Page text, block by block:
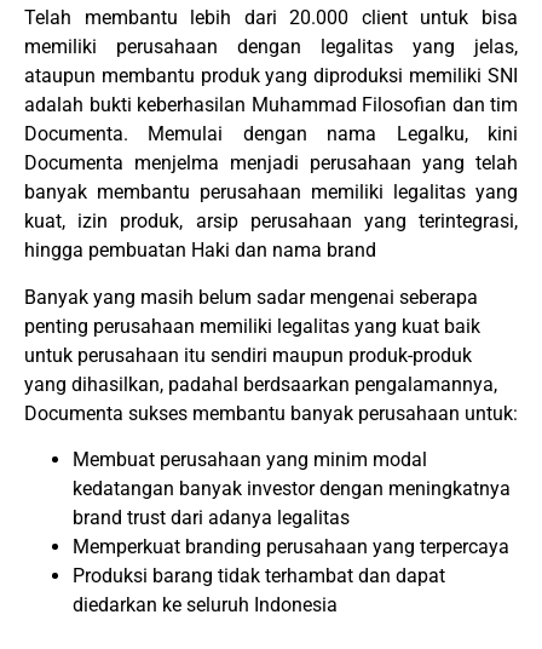
Telah membantu lebih dari 20.000 client untuk bisa
memiliki perusahaan dengan legalitas yang jelas,
ataupun membantu produk yang diproduksi memiliki SNI
adalah bukti keberhasilan Muhammad Filosofian dan tim
Documenta. Memulai dengan nama Legalku, kini
Documenta menjelma menjadi perusahaan yang telah
banyak membantu perusahaan memiliki legalitas yang
kuat, izin produk, arsip perusahaan yang terintegrasi,
hingga pembuatan Haki dan nama brand
Banyak yang masih belum sadar mengenai seberapa
penting perusahaan memiliki legalitas yang kuat baik
untuk perusahaan itu sendiri maupun produk-produk
yang dihasilkan, padahal berdsaarkan pengalamannya,
Documenta sukses membantu banyak perusahaan untuk:
Membuat perusahaan yang minim modal
kedatangan banyak investor dengan meningkatnya
brand trust dari adanya legalitas
Memperkuat branding perusahaan yang terpercaya
Produksi barang tidak terhambat dan dapat
diedarkan ke seluruh Indonesia